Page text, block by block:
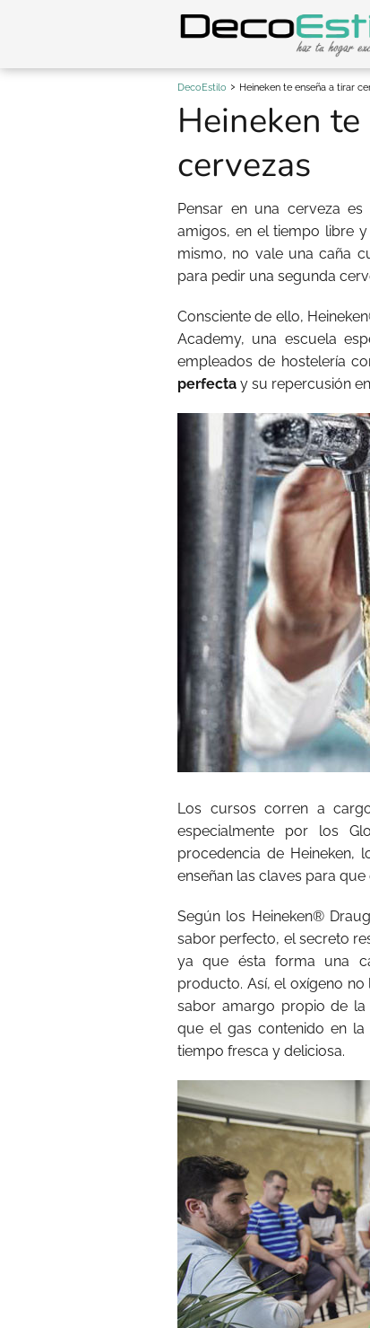
DecoEstilo Heineken te enseña a tirar
Heineken
cervezas
Pensar en una cerveza
amigos, en el tiempo libre
mismo, no vale una caña
para pedir una segunda
Consciente de ello,
Academy, una escuela
empleados de hostelería
perfecta y su repercusión
Los cursos corren a
especialmente por los
procedencia de Heineken,
enseñan las claves para
Según los Heineken®
sabor perfecto, el secreto
ya que ésta forma una
producto. Así, el oxígeno no
sabor amargo propio de la
que el gas contenido en
tiempo fresca y deliciosa.